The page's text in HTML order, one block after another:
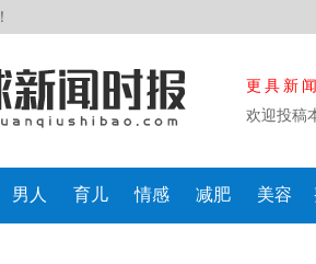
更具新
欢迎投稿
男人 育儿 情感 减肥 美容